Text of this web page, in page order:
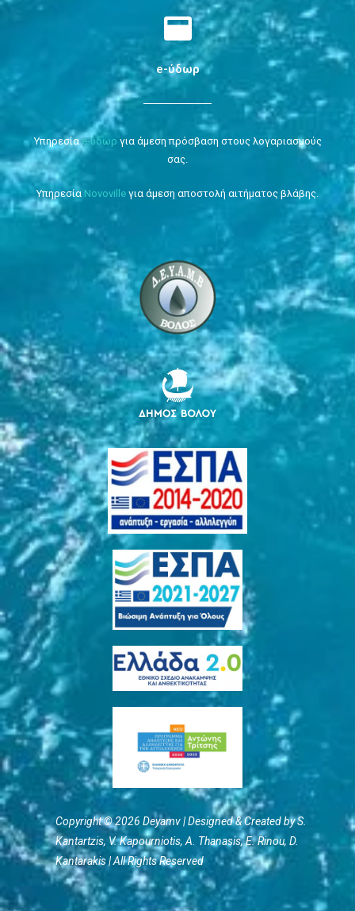
e-ύδωρ
Υπηρεσίαe-ύδωρ για άμεση πρόσβαση στους λογαριασμούς
σας.
Υπηρεσία Novoville για άμεση αποστολή αιτήματος βλάβης.
Copyright © 2026 Deyamv | Designed & Created by S.
Kantartzis, V. Kapourniotis, Α. Thanasis, E. Rinou, D.
Kantarakis | All Rights Reserved